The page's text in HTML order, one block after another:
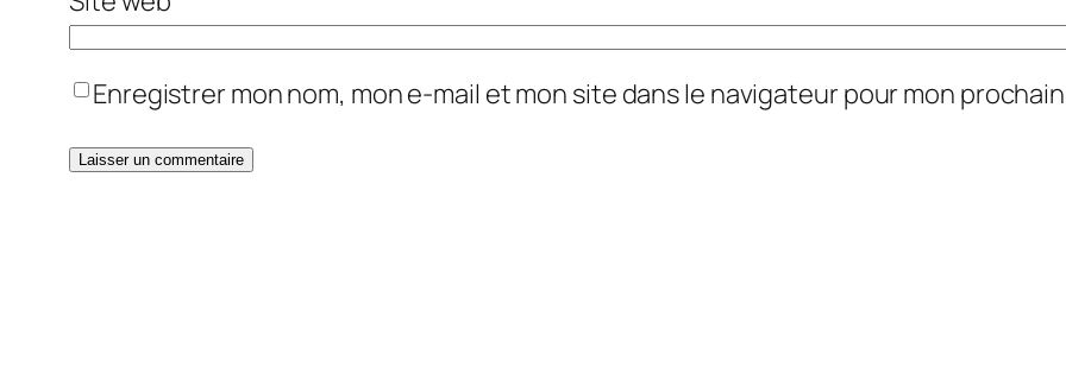
Enregistrer mon nom, mon e-mail et mon site dans le navigateur pour mon